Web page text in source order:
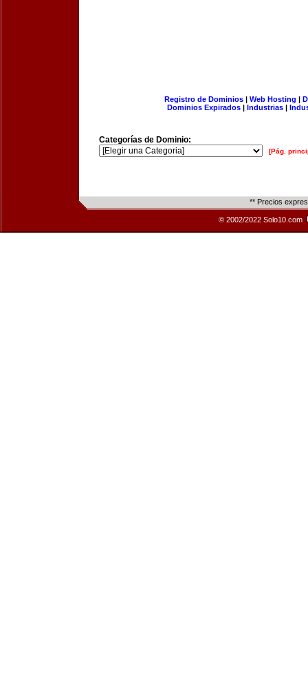
Registro de Dominios| Web Hosting |
Dominios Expirados | Industrias |
Categorías de Dominio:
[Pág.
** Precios
© 2002/2022 Solo10.com